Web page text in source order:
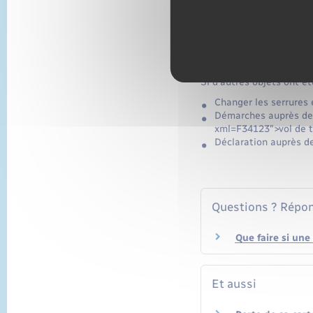
<a href="https://
<a href="https://
<a href="https://
Si d'autres objets ont
Changer les
Démarches auprès
xml=F34123">vol de
Déclaration auprès
Questions ?
Que faire si
Et aussi